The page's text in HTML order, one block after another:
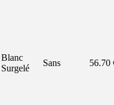
Blanc
Surgelé
Sans 56.70